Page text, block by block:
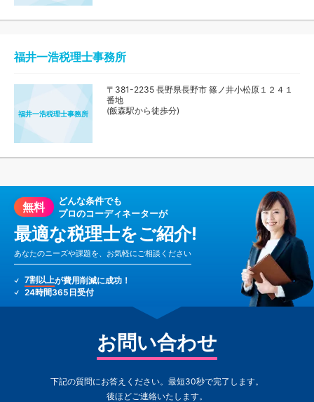
福井一浩税理士事務所
福井一浩税理士事務所
〒381-2235 長野県長野市 篠ノ井小松原１２４１
番地
(飯森駅から徒歩分)
無料
どんな条件でも
プロのコーディネーターが
最適な税理士をご紹介!
あなたのニーズや課題を、お気軽にご相談ください
7割以上が費用削減に成功！
24時間365日受付
お問い合わせ
下記の質問にお答えください。最短30秒で完了します。
後ほどご連絡いたします。